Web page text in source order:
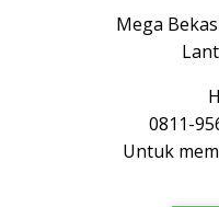
Mega
0811-
Untuk